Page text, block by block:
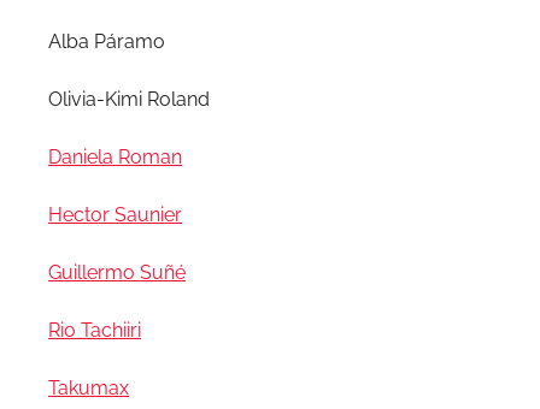
Alba Páramo
Olivia-Kimi Roland
Daniela Roman
Hector Saunier
Guillermo Suñé
Rio Tachiiri
Takumax